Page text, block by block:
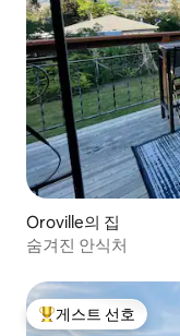
Oroville의 집
숨겨진 안식처
상위 게스트 선호
게스트 선호